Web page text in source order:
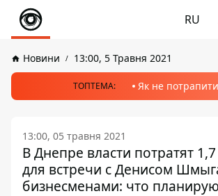
RU
Новини 13:00, 5 Травня 2021
ТОПТЕМА: Як не
13:00, 05 травня 2021
В Днепре власти потратят
для встречи с Денисом
бизнесменами: что